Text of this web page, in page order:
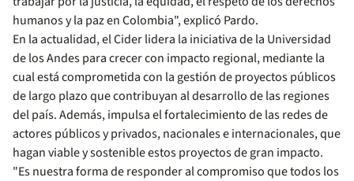
humanos y la paz en Colombia", explicó Pardo.
En la actualidad, el Cider lidera la iniciativa de la Universidad
de los Andes para crecer con impacto regional, mediante la
cual está comprometida con la gestión de proyectos públicos
de largo plazo que contribuyan al desarrollo de las regiones
del país. Además, impulsa el fortalecimiento de las redes de
actores públicos y privados, nacionales e internacionales, que
hagan viable y sostenible estos proyectos de gran impacto.
"Es nuestra forma de responder al compromiso que todos los